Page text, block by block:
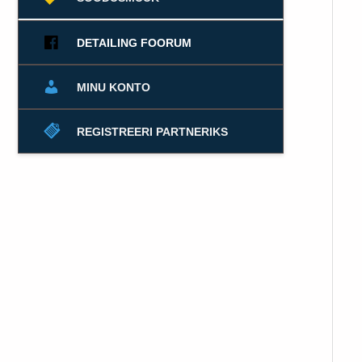
DETAILING FOORUM
MINU KONTO
REGISTREERI PARTNERIKS